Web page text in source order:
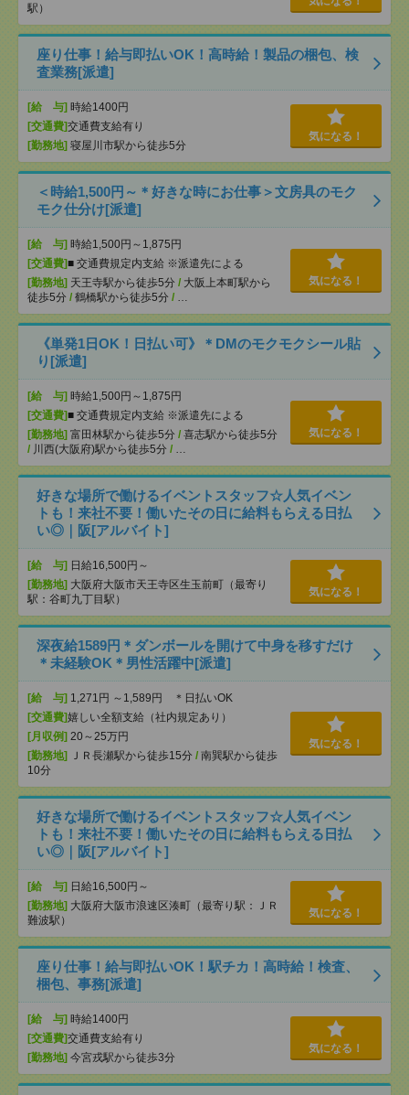
駅）
座り仕事！給与即払いOK！高時給！製品の梱包、検
査業務[派遣]
[給 与] 時給1400円
[交通費]交通費支給有り
[勤務地] 寝屋川市駅から徒歩5分
気になる！
＜時給1,500円～＊好きな時にお仕事＞文房具のモク
モク仕分け[派遣]
[給 与] 時給1,500円～1,875円
[交通費]■ 交通費規定内支給 ※派遣先による
[勤務地] 天王寺駅から徒歩5分 / 大阪上本町駅から
徒歩5分 / 鶴橋駅から徒歩5分 / …
気になる！
《単発1日OK！日払い可》＊DMのモクモクシール貼
り[派遣]
[給 与] 時給1,500円～1,875円
[交通費]■ 交通費規定内支給 ※派遣先による
[勤務地] 富田林駅から徒歩5分 / 喜志駅から徒歩5分
/ 川西(大阪府)駅から徒歩5分 / …
気になる！
好きな場所で働けるイベントスタッフ☆人気イベン
トも！来社不要！働いたその日に給料もらえる日払
い◎｜阪[アルバイト]
[給 与] 日給16,500円～
[勤務地] 大阪府大阪市天王寺区生玉前町（最寄り
駅：谷町九丁目駅）
気になる！
深夜給1589円＊ダンボールを開けて中身を移すだけ
＊未経験OK＊男性活躍中[派遣]
[給 与] 1,271円 ～1,589円 ＊日払いOK
[交通費]嬉しい全額支給（社内規定あり）
[月収例] 20～25万円
[勤務地]
ＪＲ長瀬駅から徒歩15分 / 南巽駅から徒歩
10分
気になる！
好きな場所で働けるイベントスタッフ☆人気イベン
トも！来社不要！働いたその日に給料もらえる日払
い◎｜阪[アルバイト]
[給 与] 日給16,500円～
[勤務地] 大阪府大阪市浪速区湊町（最寄り駅：ＪＲ
難波駅）
気になる！
座り仕事！給与即払いOK！駅チカ！高時給！検査、
梱包、事務[派遣]
[給 与] 時給1400円
[交通費]交通費支給有り
[勤務地] 今宮戎駅から徒歩3分
気になる！